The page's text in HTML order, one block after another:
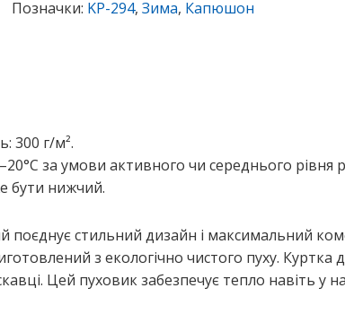
Позначки: KP-294, Зима, Капюшон
300 г/м².
за умо­ви актив­но­го чи сере­дньо­го рів­ня
бути нижчий.
стиль­ний дизайн і макси­маль­ний
з еко­ло­гі­чно чисто­го пуху. Кур­тка
Цей пухо­вик забез­пе­чує тепло навіть у